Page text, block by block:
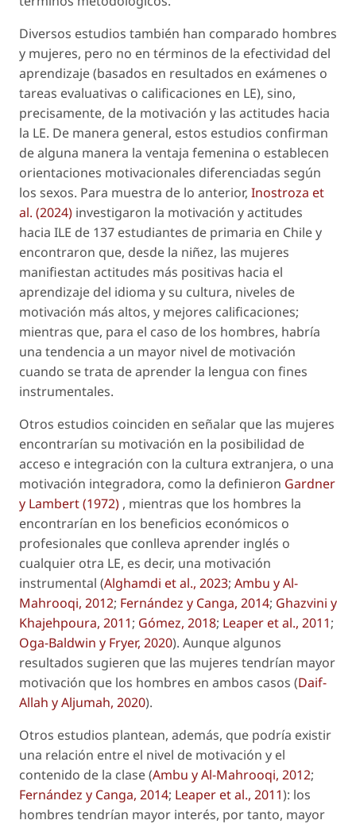
Diversos estudios también han comparado hombres
y mujeres, pero no en términos de la efectividad del
aprendizaje (basados en resultados en exámenes o
tareas evaluativas o calificaciones en LE), sino,
precisamente, de la motivación y las actitudes hacia
la LE. De manera general, estos estudios confirman
de alguna manera la ventaja femenina o establecen
orientaciones motivacionales diferenciadas según
los sexos. Para muestra de lo anterior, Inostroza et
al. (2024) investigaron la motivación y actitudes
hacia ILE de 137 estudiantes de primaria en Chile y
encontraron que, desde la niñez, las mujeres
manifiestan actitudes más positivas hacia el
aprendizaje del idioma y su cultura, niveles de
motivación más altos, y mejores calificaciones;
mientras que, para el caso de los hombres, habría
una tendencia a un mayor nivel de motivación
cuando se trata de aprender la lengua con fines
instrumentales.
Otros estudios coinciden en señalar que las mujeres
encontrarían su motivación en la posibilidad de
acceso e integración con la cultura extranjera, o una
motivación integradora, como la definieron Gardner
y Lambert (1972) , mientras que los hombres la
encontrarían en los beneficios económicos o
profesionales que conlleva aprender inglés o
cualquier otra LE, es decir, una motivación
instrumental (Alghamdi et al., 2023; Ambu y Al-
Mahrooqi, 2012; Fernández y Canga, 2014; Ghazvini y
Khajehpoura, 2011; Gómez, 2018; Leaper et al., 2011;
Oga-Baldwin y Fryer, 2020). Aunque algunos
resultados sugieren que las mujeres tendrían mayor
motivación que los hombres en ambos casos (Daif-
Allah y Aljumah, 2020).
Otros estudios plantean, además, que podría existir
una relación entre el nivel de motivación y el
contenido de la clase (Ambu y Al-Mahrooqi, 2012;
Fernández y Canga, 2014; Leaper et al., 2011): los
hombres tendrían mayor interés, por tanto, mayor